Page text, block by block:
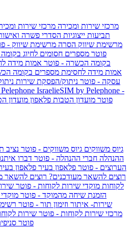
מרכזי שירות ומכירה מרכזי שירות
תביעות ייצוגיות הסדרי פשרה
מרשימת שיווק הסרה מרשימת שיווק -
פוטר מספרים חסומים לחיוג
בקומה הכשרה - פוטר אמות מידה
אמות מידה לחסימת מספרים בקומה
עסקה - פוטר ניתוק/הפסקת שירות
IsraelieSIM by Pelephone -
פוטר מועדון הטבות פלאפון מועדון
גיוס משווקים גיוס משווקים - פוטר נציב
ההנהלה חברי ההנהלה - פוטר דברו
הערוצים - פוטר פלאפון בעיר פלאפון
רוצים להשאר מעודכנים? רוצים להשאר
לקוחות מוקדי שירות לקוחות - פוטר
הזמנת שיחה מהמוקד - פוטר
שירות- איתור וזימון תור - פוטר
מרכזי שירות לקוחות - פוטר שירות
פוטר